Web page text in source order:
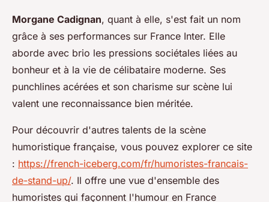
Morgane Cadignan, quant à elle, s'est fait un nom
grâce à ses performances sur France Inter. Elle
aborde avec brio les pressions sociétales liées au
bonheur et à la vie de célibataire moderne. Ses
punchlines acérées et son charisme sur scène lui
valent une reconnaissance bien méritée.
Pour découvrir d'autres talents de la scène
humoristique française, vous pouvez explorer ce site
: https://french-iceberg.com/fr/humoristes-francais-
de-stand-up/. Il offre une vue d'ensemble des
humoristes qui façonnent l'humour en France